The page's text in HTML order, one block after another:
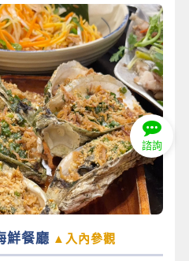
鮮餐廳 ▲入內參觀
諮詢